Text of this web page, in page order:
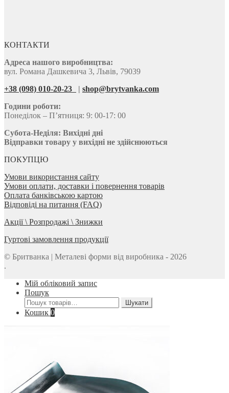
КОНТАКТИ
Адреса нашого виробництва:
вул. Романа Дашкевича 3, Львів, 79039
+38 (098) 010-20-23
| shop@brytvanka.com
Години роботи:
Понеділок – П’ятниця: 9: 00-17: 00
Субота-Неділя: Вихідні дні
Відправки товару у вихідні не здійснюються
ПОКУПЦЮ
Умови використання сайту
Умови оплати, доставки і повернення товарів
Оплата банківською картою
Відповіді на питання (FAQ)
Акції \ Розпродажі \ Знижки
Гуртові замовлення продукції
© Бритванка | Металеві форми від виробника - 2026
.
Мій обліковий запис
Пошук
Шукати:
Шукати
Кошик 0